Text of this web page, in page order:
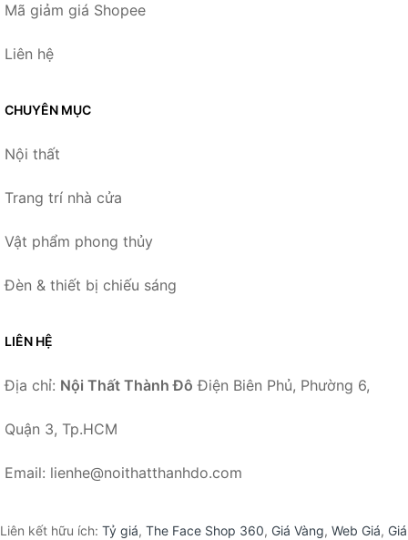
Mã giảm giá Shopee
Liên hệ
CHUYÊN MỤC
Nội thất
Trang trí nhà cửa
Vật phẩm phong thủy
Đèn & thiết bị chiếu sáng
LIÊN HỆ
Địa chỉ: Nội Thất Thành Đô Điện Biên Phủ, Phường 6,
Quận 3, Tp.HCM
Email: lienhe@noithatthanhdo.com
Liên kết hữu ích: Tỷ giá, The Face Shop 360, Giá Vàng, Web Giá, Giá